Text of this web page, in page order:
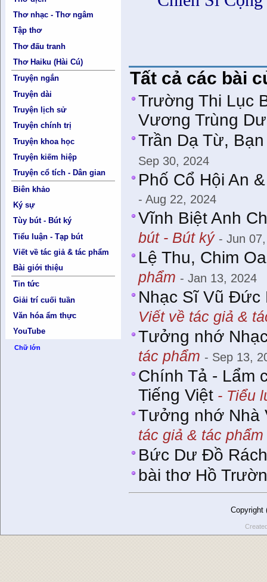
Thơ nhạc - Thơ ngâm
Tập thơ
Thơ đấu tranh
Thơ Haiku (Hài Cú)
Truyện ngắn
Truyện dài
Truyện lịch sử
Truyện chính trị
Truyện khoa học
Truyện kiếm hiệp
Truyện cổ tích - Dân gian
Biên khảo
Ký sự
Tùy bút - Bút ký
Tiểu luận - Tạp bút
Viết về tác giả & tác phẩm
Bài giới thiệu
Tin tức
Giải trí cuối tuần
Văn hóa ẩm thực
YouTube
Chữ lớn
Tất cả các bài
Trường Thi Lục
Vương Trùng
Trần Dạ Từ,
Sep 30, 2024
Phố Cổ Hội An
- Aug 22, 2024
Vĩnh Biệt Anh
bút - Bút ký - Jun
Lệ Thu, Chim
phẩm - Jan 13, 2024
Nhạc Sĩ Vũ Đức
Viết về tác giả &
Tưởng nhớ
tác phẩm - Sep 13,
Chính Tả - Lẩm
Tiếng Việt - Tiểu
Tưởng nhớ Nhà
tác giả & tác phẩm
Bức Dư Đồ
bài thơ Hồ
Copyright